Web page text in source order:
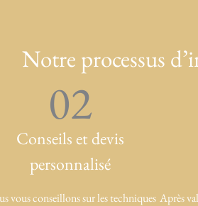
Notre processus
02
Conseils et devis
personnalisé
vous conseillons sur les techniques Après